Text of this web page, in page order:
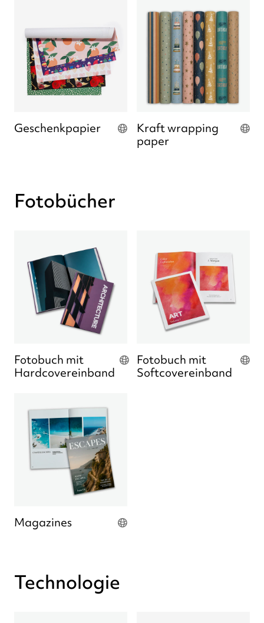
Geschenkpapier
Kraft wrapping
paper
Fotobücher
Fotobuch mit
Hardcovereinband
Fotobuch mit
Softcovereinband
Magazines
Technologie